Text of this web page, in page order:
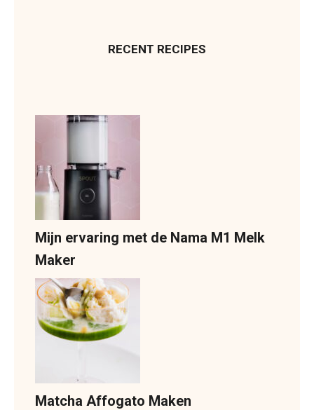
RECENT RECIPES
Mijn ervaring met de Nama M1 Melk
Maker
Matcha Affogato Maken